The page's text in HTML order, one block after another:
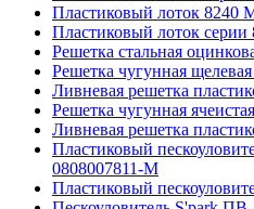
Пластиковый лоток 8240
Пластиковый лоток серии
Решетка стальная
Решетка чугунная
Ливневая решетка
Решетка чугунная
Ливневая решетка
Пластиковый
0808007811-М
Пластиковый